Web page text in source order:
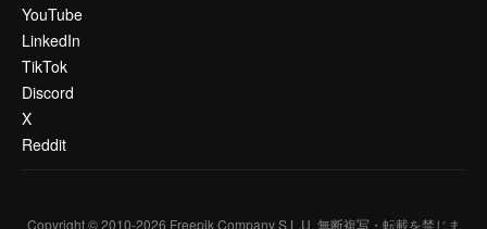
YouTube
LinkedIn
TikTok
Discord
X
Reddit
Copyright © 2010-2026 Freepik Company S.L.U. 無断複写・転載を禁じま